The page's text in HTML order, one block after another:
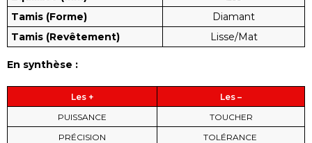
Tamis (Forme)
Diamant
Tamis (Revêtement)
Lisse/Mat
En synthèse :
Les +
Les –
PUISSANCE
TOUCHER
PRÉCISION
TOLÉRANCE